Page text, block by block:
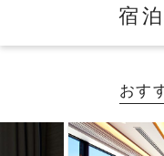
宿
おす